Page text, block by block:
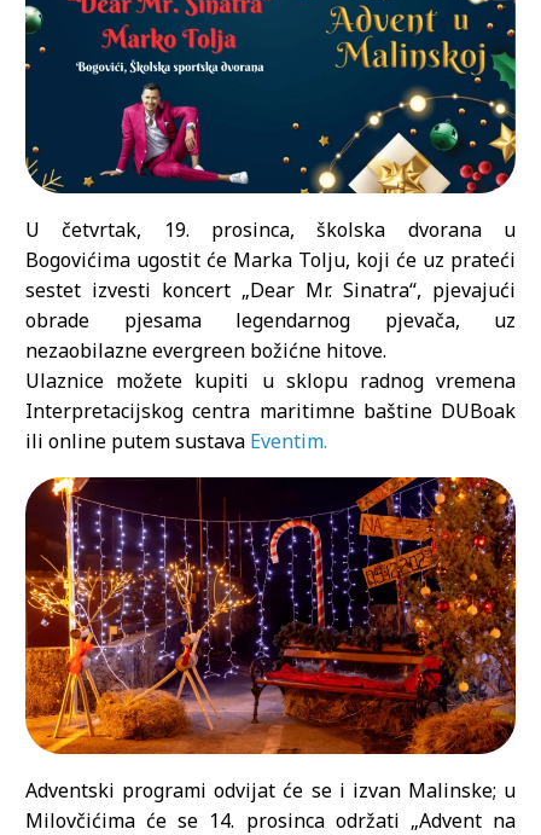
U četvrtak, 19. prosinca, školska dvorana u
Bogovićima ugostit će Marka Tolju, koji će uz prateći
sestet izvesti koncert „Dear Mr. Sinatra“, pjevajući
obrade pjesama legendarnog pjevača, uz
nezaobilazne evergreen božićne hitove.
Ulaznice možete kupiti u sklopu radnog vremena
Interpretacijskog centra maritimne baštine DUBoak
ili online putem sustava Eventim.
Adventski programi odvijat će se i izvan Malinske; u
Milovčićima će se 14. prosinca održati „Advent na